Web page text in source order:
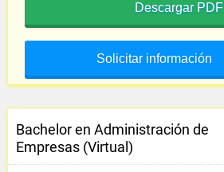
Descargar PDF
Solicitar información
Bachelor en Administración de
Empresas (Virtual)